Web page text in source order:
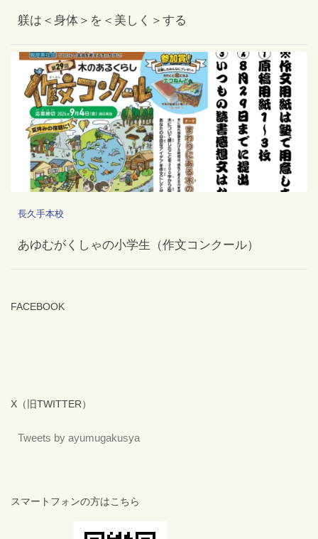
躾は＜身体＞を＜美しく＞する
長久手本校
あゆむがくしゃの小学生（作文コンクール）
FACEBOOK
X（旧TWITTER）
Tweets by ayumugakusya
スマートフォンの方はこちら